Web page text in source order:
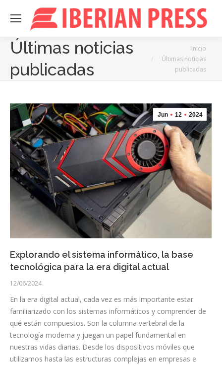
Últimas noticias
publicadas
Inicio
Últimas noticias
publicadas
Jun 12 2024
Explorando el sistema informático, la base
tecnológica para la era digital actual
12/06/2024
En la era digital actual, cada vez es más importante estar
familiarizado con los sistemas informáticos y comprender de
qué están compuestos. Son la columna vertebral de la
tecnología moderna y juegan un papel fundamental en
nuestras vidas diarias. Desde los dispositivos móviles que
utilizamos hasta las estructuras complejas en empresas e